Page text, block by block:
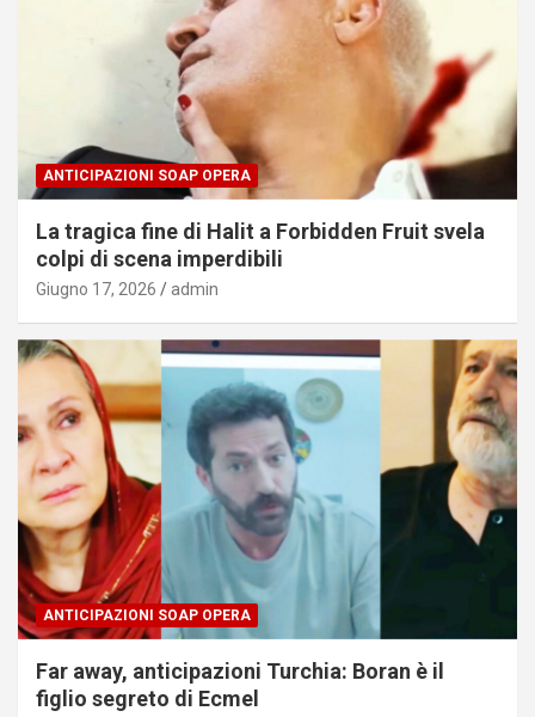
ANTICIPAZIONI SOAP OPERA
La tragica fine di Halit a Forbidden Fruit svela
colpi di scena imperdibili
Giugno 17, 2026 admin
ANTICIPAZIONI SOAP OPERA
Far away, anticipazioni Turchia: Boran è il
figlio segreto di Ecmel